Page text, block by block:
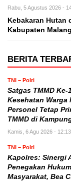
Rabu, 5 Agustus 2026 -
Kebakaran Hutan
Kabupaten
BERITA
TNI – Polri
Satgas TMMD Ke-
Kesehatan Warga
Personel Tetap
TMMD di
Kamis, 6 Agu 2026 -
TNI – Polri
Kapolres: Sinergi
Penegakan
Masyarakat, Bea